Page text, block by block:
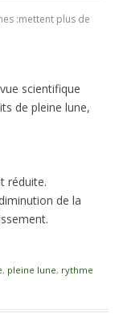
:mettent plus de
scientifique
de pleine lune,
réduite.
de la
, pleine lune, rythme